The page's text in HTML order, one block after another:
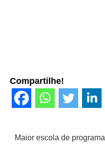
Compartilhe!
Maior escola de